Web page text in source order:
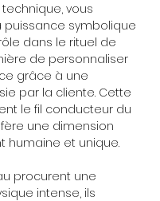
vous
puissance symbolique
dans le rituel de
de personnaliser
grâce à une
par la cliente. Cette
le fil conducteur du
une dimension
humaine et unique.
procurent une
intense, ils